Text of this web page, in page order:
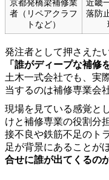
京都発橋梁補修業
者（リペアクラフ
トなど）
近畿
落防
発注者として押さえた
「誰がディープな補修
土木一式会社でも、実
当するのは補修専業会
現場を見ている感覚と
けと補修専業の役割分
接不良や鉄筋不足のト
足が背景にあることが
合せに誰が出てくるの